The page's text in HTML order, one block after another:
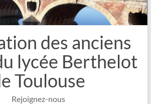
des anciens
lycée Berthelot
Toulouse
Rejoignez-nous